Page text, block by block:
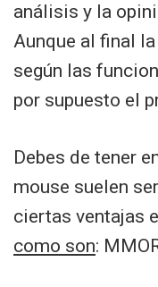
análisis y la
Aunque al final
según las
por supuesto el
Debes de tener
mouse suelen
ciertas ventajas
como son: